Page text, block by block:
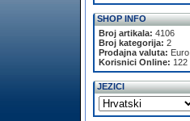
SHOP INFO
Broj artikala: 4106
Broj kategorija: 2
Prodajna valuta: Euro
Korisnici Online: 122
JEZICI